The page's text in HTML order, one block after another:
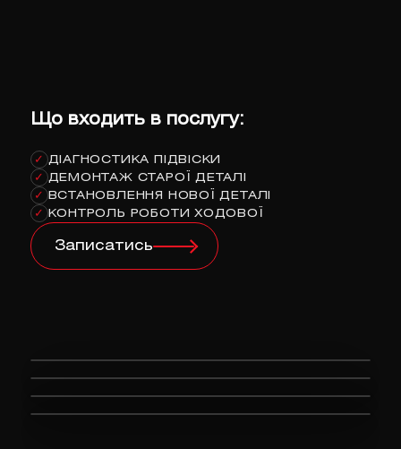
Що входить в послугу:
✓ ДІАГНОСТИКА ПІДВІСКИ
✓ ДЕМОНТАЖ СТАРОЇ ДЕТАЛІ
✓ ВСТАНОВЛЕННЯ НОВОЇ ДЕТАЛІ
✓ КОНТРОЛЬ РОБОТИ ХОДОВОЇ
Записатись